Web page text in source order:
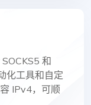
和
化工具和自定
IPv4，可顺